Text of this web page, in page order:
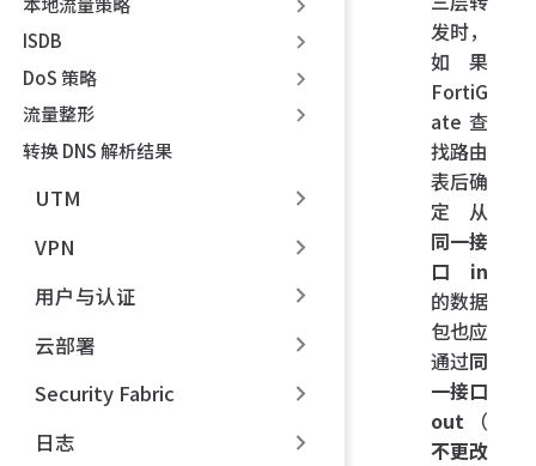
ISDB
DoS 策略
流量整形
转换 DNS 解析结果
UTM
VPN
用户与认证
云部署
Security Fabric
日志
发时，
如果
FortiG
ate 查
找路由
表后确
定从
同一接
口 in
的数据
包也应
通过同
一接口
out （
不更改